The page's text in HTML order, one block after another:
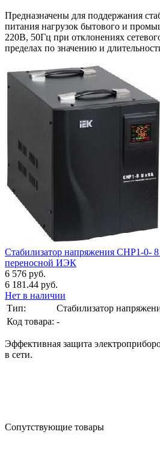
Предназначены для поддержания
питания нагрузок бытового и
220В, 50Гц при отклонениях
пределах по значению и
Стабилизатор напряжения СНР1-0-
переносной ИЭК
6 576 руб.
6 181.44 руб.
Нет в наличии
Тип:
Стабилизатор
Код товара: -
Эффективная защита
в сети.
Сопутствующие товары